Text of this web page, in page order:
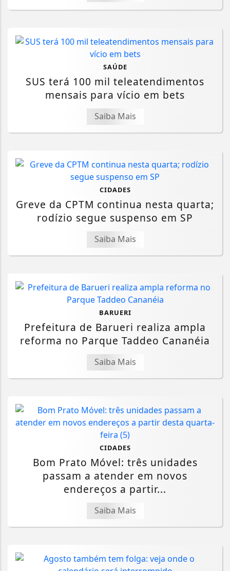
SAÚDE
SUS terá 100 mil teleatendimentos
mensais para vício em bets
Saiba Mais
CIDADES
Greve da CPTM continua nesta quarta;
rodízio segue suspenso em SP
Saiba Mais
BARUERI
Prefeitura de Barueri realiza ampla
reforma no Parque Taddeo Cananéia
Saiba Mais
CIDADES
Bom Prato Móvel: três unidades
passam a atender em novos
endereços a partir...
Saiba Mais